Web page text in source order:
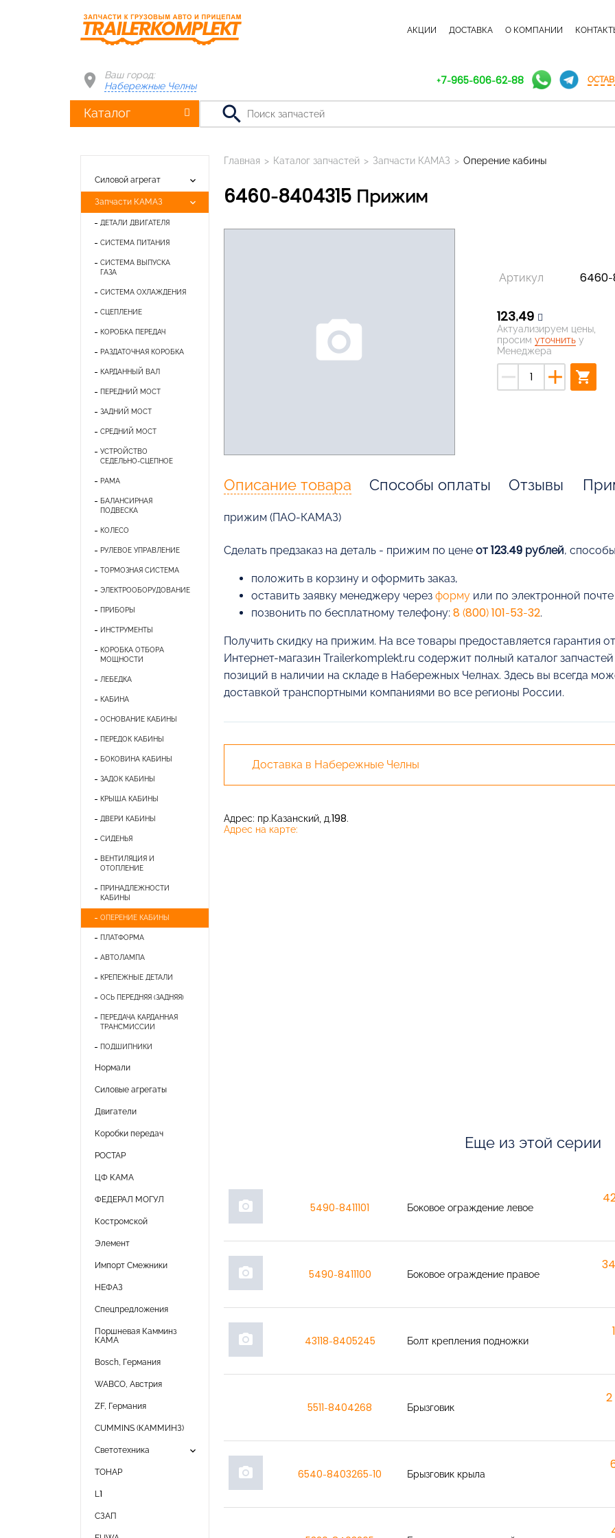
АКЦИИ ДОСТАВКА О КОМПАНИИ
Ваш город:
Набережные Челны
+7-965-606-62-88
Каталог search
Силовой агрегат keyboard_arrow_down
Запчасти КАМАЗ keyboard_arrow_down
ДЕТАЛИ ДВИГАТЕЛЯ
СИСТЕМА ПИТАНИЯ
СИСТЕМА ВЫПУСКА
ГАЗА
СИСТЕМА ОХЛАЖДЕНИЯ
СЦЕПЛЕНИЕ
КОРОБКА ПЕРЕДАЧ
РАЗДАТОЧНАЯ КОРОБКА
КАРДАННЫЙ ВАЛ
ПЕРЕДНИЙ МОСТ
ЗАДНИЙ МОСТ
СРЕДНИЙ МОСТ
УСТРОЙСТВО
СЕДЕЛЬНО-СЦЕПНОЕ
РАМА
БАЛАНСИРНАЯ
ПОДВЕСКА
КОЛЕСО
РУЛЕВОЕ УПРАВЛЕНИЕ
ТОРМОЗНАЯ СИСТЕМА
ЭЛЕКТРООБОРУДОВАНИЕ
ПРИБОРЫ
ИНСТРУМЕНТЫ
КОРОБКА ОТБОРА
МОЩНОСТИ
ЛЕБЕДКА
КАБИНА
ОСНОВАНИЕ КАБИНЫ
ПЕРЕДОК КАБИНЫ
БОКОВИНА КАБИНЫ
ЗАДОК КАБИНЫ
КРЫША КАБИНЫ
ДВЕРИ КАБИНЫ
СИДЕНЬЯ
ВЕНТИЛЯЦИЯ И
ОТОПЛЕНИЕ
ПРИНАДЛЕЖНОСТИ
КАБИНЫ
ОПЕРЕНИЕ КАБИНЫ
ПЛАТФОРМА
АВТОЛАМПА
КРЕПЕЖНЫЕ ДЕТАЛИ
ОСЬ ПЕРЕДНЯЯ (ЗАДНЯЯ)
ПЕРЕДАЧА КАРДАННАЯ
ТРАНСМИССИИ
ПОДШИПНИКИ
Нормали
Силовые агрегаты
Двигатели
Коробки передач
РОСТАР
ЦФ КАМА
ФЕДЕРАЛ МОГУЛ
Костромской
Элемент
Импорт Смежники
НЕФАЗ
Спецпредложения
Поршневая Камминз
КАМА
Bosch, Германия
WABCO, Австрия
ZF, Германия
CUMMINS (КАММИНЗ)
Светотехника keyboard_arrow_down
ТОНАР
L1
СЗАП
Главная > Каталог запчастей > Запчасти КАМАЗ > Оперение кабины
6460-8404315 Прижим
photo_camera
Артикул 6460-
123,49
Актуализируем цены,
просим уточнитьу
Менеджера
remove add shopping_cart
Описание товара Способы оплаты Отзывы
прижим (ПАО-КАМАЗ)
Cделать предзаказ на деталь - прижим по цене от 123.49 рублей,
положить в корзину и оформить заказ,
оставить заявку менеджеру через формуили по электронной почте
позвонить по бесплатному телефону: 8 (800) 101-53-32.
Получить скидку на прижим. На все товары предоставляется гарантия
Интернет-магазин Trailerkomplekt.ru содержит полный каталог
позиций в наличии на складе в Набережных Челнах. Здесь вы всегда
доставкой транспортными компаниями во все регионы России.
Доставка в Набережные Челны
Адрес: пр.Казанский, д.198.
Адрес на карте:
Еще из этой серии
photo_camera 5490-8411101 Боковое ограждение левое
photo_camera 5490-8411100 Боковое ограждение правое
photo_camera 43118-8405245 Болт крепления подножки
5511-8404268 Брызговик
2
photo_camera 6540-8403265-10 Брызговик крыла